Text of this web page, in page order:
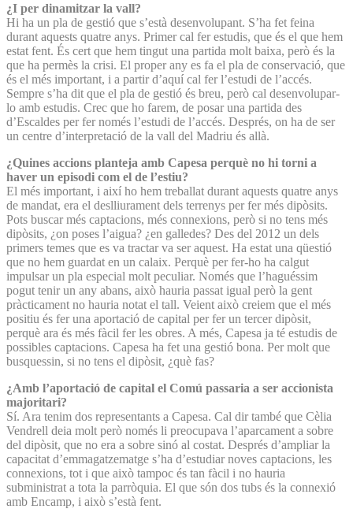
¿I per dinamitzar la vall?
Hi ha un pla de gestió que s’està desenvolupant. S’ha fet feina
durant aquests quatre anys. Primer cal fer estudis, que és el que hem
estat fent. És cert que hem tingut una partida molt baixa, però és la
que ha permès la crisi. El proper any es fa el pla de conservació, que
és el més important, i a partir d’aquí cal fer l’estudi de l’accés.
Sempre s’ha dit que el pla de gestió és breu, però cal desenvolupar-
lo amb estudis. Crec que ho farem, de posar una partida des
d’Escaldes per fer només l’estudi de l’accés. Després, on ha de ser
un centre d’interpretació de la vall del Madriu és allà.
¿Quines accions planteja amb Capesa perquè no hi torni a
haver un episodi com el de l’estiu?
El més important, i així ho hem treballat durant aquests quatre anys
de mandat, era el deslliurament dels terrenys per fer més dipòsits.
Pots buscar més captacions, més connexions, però si no tens més
dipòsits, ¿on poses l’aigua? ¿en galledes? Des del 2012 un dels
primers temes que es va tractar va ser aquest. Ha estat una qüestió
que no hem guardat en un calaix. Perquè per fer-ho ha calgut
impulsar un pla especial molt peculiar. Només que l’haguéssim
pogut tenir un any abans, això hauria passat igual però la gent
pràcticament no hauria notat el tall. Veient això creiem que el més
positiu és fer una aportació de capital per fer un tercer dipòsit,
perquè ara és més fàcil fer les obres. A més, Capesa ja té estudis de
possibles captacions. Capesa ha fet una gestió bona. Per molt que
busquessin, si no tens el dipòsit, ¿què fas?
¿Amb l’aportació de capital el Comú passaria a ser accionista
majoritari?
Sí. Ara tenim dos representants a Capesa. Cal dir també que Cèlia
Vendrell deia molt però només li preocupava l’aparcament a sobre
del dipòsit, que no era a sobre sinó al costat. Després d’ampliar la
capacitat d’emmagatzematge s’ha d’estudiar noves captacions, les
connexions, tot i que això tampoc és tan fàcil i no hauria
subministrat a tota la parròquia. El que són dos tubs és la connexió
amb Encamp, i això s’està fent.